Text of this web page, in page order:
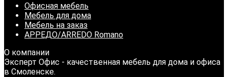
Офисная мебель
Мебель для дома
Мебель на заказ
АРРЕДО/ARREDO Romano
О компании
Эксперт Офис - качественная мебель для дома и офиса
в Смоленске.